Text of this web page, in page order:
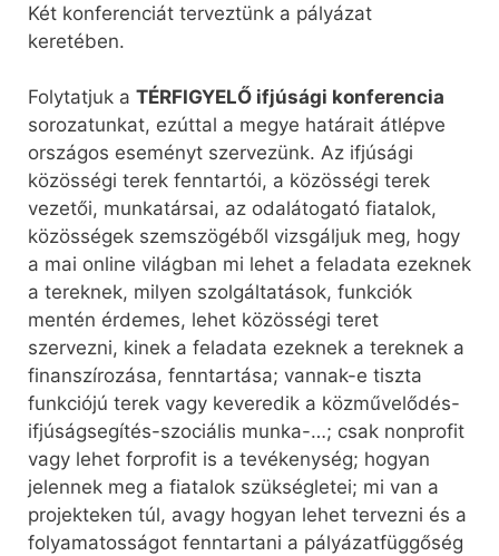
Két konferenciát terveztünk a pályázat
keretében.
Folytatjuk a TÉRFIGYELŐ ifjúsági konferencia
sorozatunkat, ezúttal a megye határait átlépve
országos eseményt szervezünk. Az ifjúsági
közösségi terek fenntartói, a közösségi terek
vezetői, munkatársai, az odalátogató fiatalok,
közösségek szemszögéből vizsgáljuk meg, hogy
a mai online világban mi lehet a feladata ezeknek
a tereknek, milyen szolgáltatások, funkciók
mentén érdemes, lehet közösségi teret
szervezni, kinek a feladata ezeknek a tereknek a
finanszírozása, fenntartása; vannak-e tiszta
funkciójú terek vagy keveredik a közművelődés-
ifjúságsegítés-szociális munka-…; csak nonprofit
vagy lehet forprofit is a tevékenység; hogyan
jelennek meg a fiatalok szükségletei; mi van a
projekteken túl, avagy hogyan lehet tervezni és a
folyamatosságot fenntartani a pályázatfüggőség